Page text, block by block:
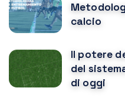
calcio
Il potere
del
di oggi